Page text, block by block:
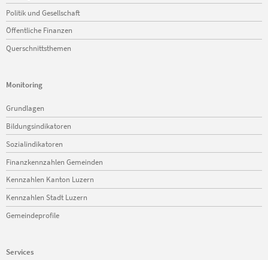
Politik und Gesellschaft
Öffentliche Finanzen
Querschnittsthemen
Monitoring
Navigation
überspringen
Grundlagen
Bildungsindikatoren
Sozialindikatoren
Finanzkennzahlen Gemeinden
Kennzahlen Kanton Luzern
Kennzahlen Stadt Luzern
Gemeindeprofile
Services